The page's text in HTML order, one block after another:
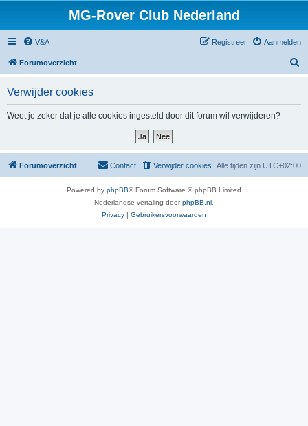
MG-Rover Club Nederland
V&A Aanmelden
Registreer
Forumoverzicht
Verwijder cookies
Weet je zeker dat je alle cookies ingesteld door dit forum wil verwijderen?
Forumoverzicht Alle tijden zijn UTC+02:00
Verwijder cookies
Contact
Powered by phpBB® Forum Software © phpBB Limited
Nederlandse vertaling doorphpBB.nl
Privacy | Gebruikersvoorwaarden